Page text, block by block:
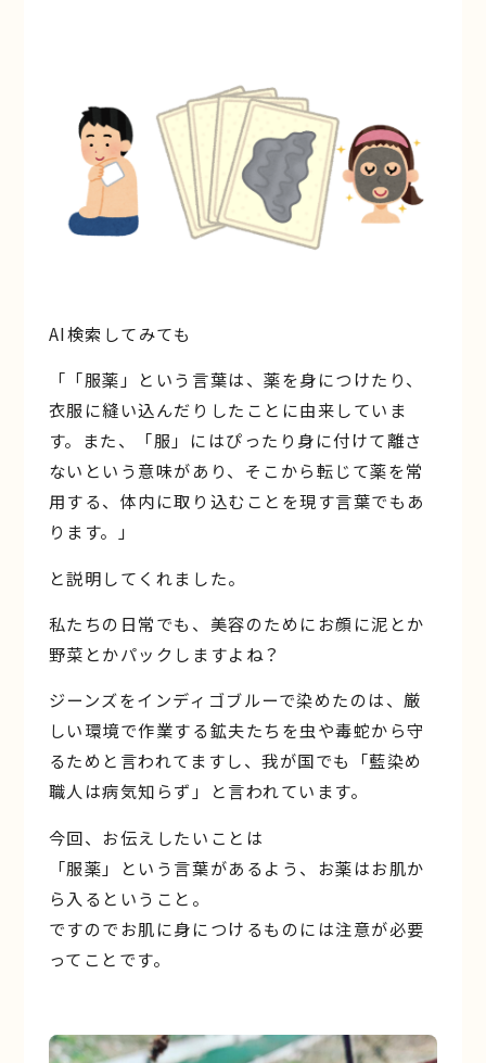
AI検索してみても
「「服薬」という言葉は、薬を身につけたり、
衣服に縫い込んだりしたことに由来していま
す。また、「服」にはぴったり身に付けて離さ
ないという意味があり、そこから転じて薬を常
用する、体内に取り込むことを現す言葉でもあ
ります。」
と説明してくれました。
私たちの日常でも、美容のためにお顔に泥とか
野菜とかパックしますよね？
ジーンズをインディゴブルーで染めたのは、厳
しい環境で作業する鉱夫たちを虫や毒蛇から守
るためと言われてますし、我が国でも「藍染め
職人は病気知らず」と言われています。
今回、お伝えしたいことは
「服薬」という言葉があるよう、お薬はお肌か
ら入るということ。
ですのでお肌に身につけるものには注意が必要
ってことです。